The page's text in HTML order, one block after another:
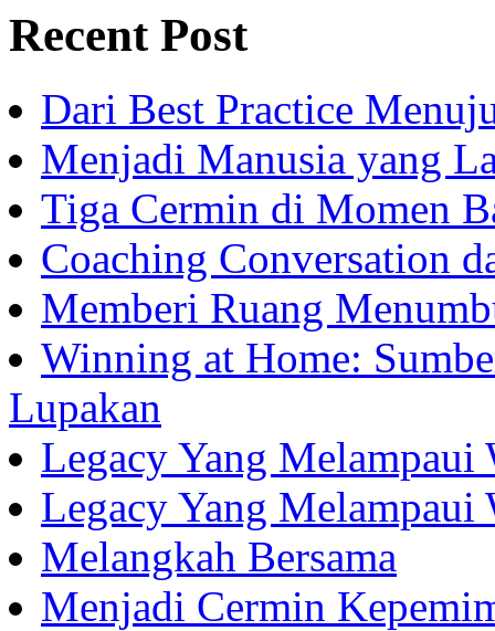
Recent Post
Dari Best Practice
Menjadi Manusia yang
Tiga Cermin di Momen
Coaching Conversation
Memberi Ruang
Winning at Home:
Lupakan
Legacy Yang Melampaui
Legacy Yang Melampaui
Melangkah Bersama
Menjadi Cermin